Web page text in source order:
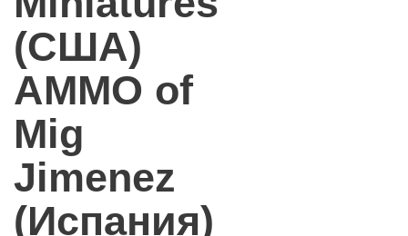
(США)
AMMO of
Mig
Jimenez
(Испания)